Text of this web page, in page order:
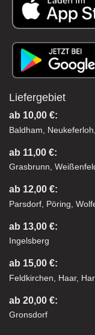
Liefergebiet
ab 10,00 €:
Baldham,
ab 11,00 €:
Grasbrunn,
ab 12,00 €:
Parsdorf, Pöring,
ab 13,00 €:
Ingelsberg
ab 15,00 €:
Feldkirchen, Haar,
ab 20,00 €:
Gronsdorf